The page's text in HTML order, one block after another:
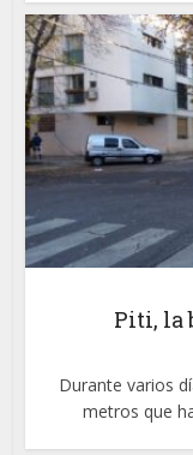
Piti, la
Durante varios
metros que